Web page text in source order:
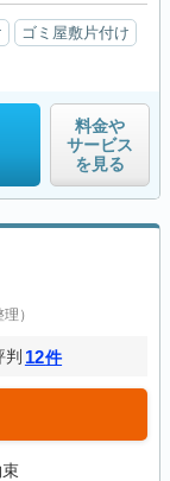
ゴミ屋敷片付け
料金や
サービス
を見る
）
判 12件